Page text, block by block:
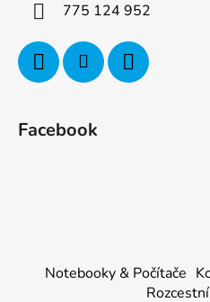
775 124 952
Facebook
Notebooky & Počítače